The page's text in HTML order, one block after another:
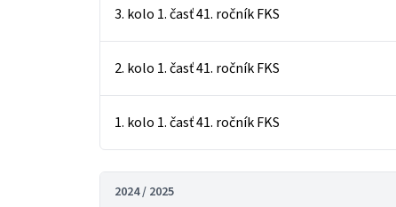
3. kolo 1. časť 41. ročník FKS
2. kolo 1. časť 41. ročník FKS
1. kolo 1. časť 41. ročník FKS
2024 / 2025